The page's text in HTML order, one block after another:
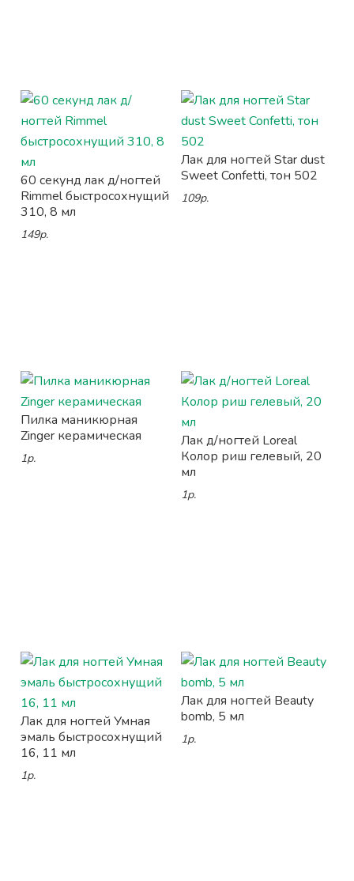
60 секунд лак д/ногтей
Rimmel быстросохнущий
310, 8 мл
149р.
Лак для ногтей Star dust
Sweet Confetti, тон 502
109р.
Пилка маникюрная
Zinger керамическая
1р.
Лак д/ногтей Loreal
Колор риш гелевый, 20
мл
1р.
Лак для ногтей Умная
эмаль быстросохнущий
16, 11 мл
1р.
Лак для ногтей Beauty
bomb, 5 мл
1р.